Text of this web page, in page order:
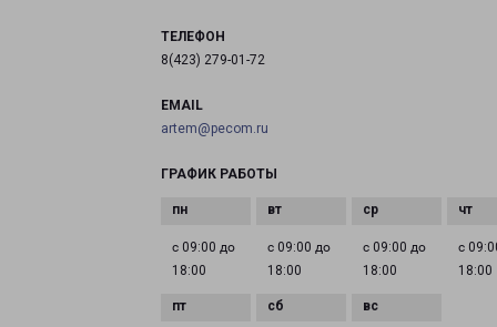
ТЕЛЕФОН
8(423) 279-01-72
EMAIL
artem@pecom.ru
ГРАФИК РАБОТЫ
с 09:00 до
18:00
с 09:00 до
18:00
с 09:00 до
18:00
с
18:00